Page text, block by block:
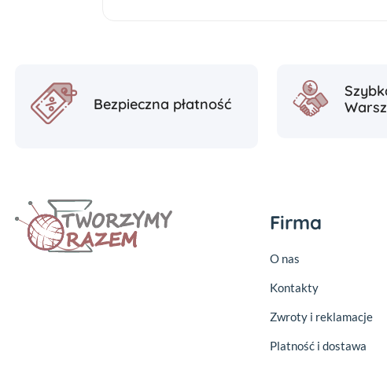
Bezpieczna płatność
Firma
O nas
Kontakty
Zwroty i reklamacje
Platność i dostawa